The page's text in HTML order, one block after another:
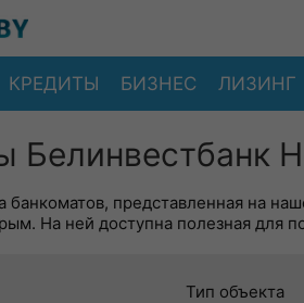
КРЕДИТЫ БИЗНЕС ЛИЗИНГ
Белинвестбанк
банкоматов, представленная на
На ней доступна полезная для
Тип объекта